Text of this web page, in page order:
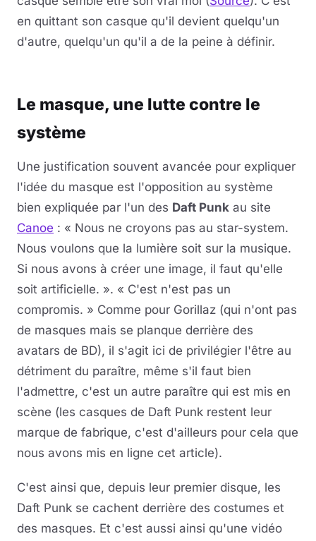
en quittant son casque qu'il devient quelqu'un
d'autre, quelqu'un qu'il a de la peine à définir.
Le masque, une lutte contre le
système
Une justification souvent avancée pour expliquer
l'idée du masque est l'opposition au système
bien expliquée par l'un des Daft Punk au site
Canoe : « Nous ne croyons pas au star-system.
Nous voulons que la lumière soit sur la musique.
Si nous avons à créer une image, il faut qu'elle
soit artificielle. ». « C'est n'est pas un
compromis. » Comme pour Gorillaz (qui n'ont pas
de masques mais se planque derrière des
avatars de BD), il s'agit ici de privilégier l'être au
détriment du paraître, même s'il faut bien
l'admettre, c'est un autre paraître qui est mis en
scène (les casques de Daft Punk restent leur
marque de fabrique, c'est d'ailleurs pour cela que
nous avons mis en ligne cet article).
C'est ainsi que, depuis leur premier disque, les
Daft Punk se cachent derrière des costumes et
des masques. Et c'est aussi ainsi qu'une vidéo